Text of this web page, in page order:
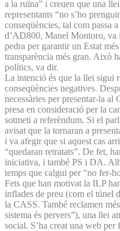
a la ruïna” i creuen que una
representants “no s’ho
conseqüències, tal com passa
d’AD800, Manel Montoro, va
pedra per garantir un Estat
transparència més gran. Això
polítics, va dir.
La intenció és que la llei sigui
conseqüències negatives.
necessàries per presentar-la al
presa en consideració per la
sotmeti a referèndum. Si el
avisat que la tornaran a
i va afegir que si aquest cas
“quedaran retratats”. De fet,
iniciativa, i també PS i DA.
temps que calgui per “no fer-
Fets que han motivat la ILP
inflades de preu (com el túnel
la CASS. També reclamen
sistema és pervers”), una llei
social. S’ha creat una web per